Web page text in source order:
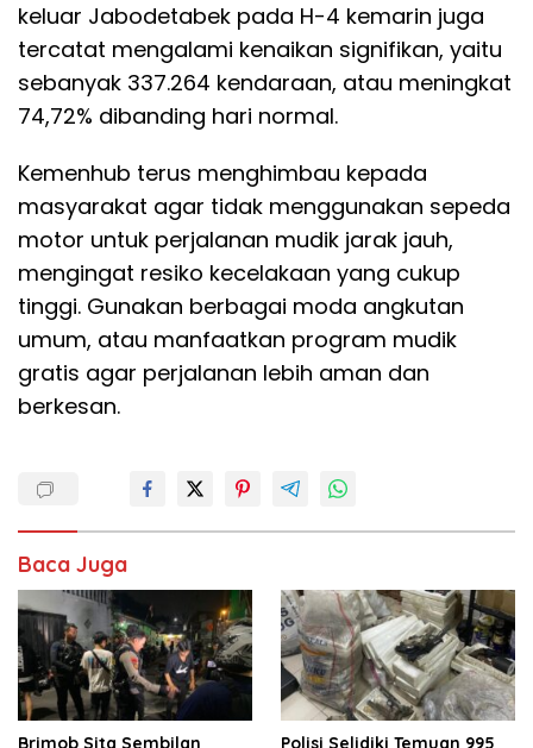
keluar Jabodetabek pada H-4 kemarin juga
tercatat mengalami kenaikan signifikan, yaitu
sebanyak 337.264 kendaraan, atau meningkat
74,72% dibanding hari normal.
Kemenhub terus menghimbau kepada
masyarakat agar tidak menggunakan sepeda
motor untuk perjalanan mudik jarak jauh,
mengingat resiko kecelakaan yang cukup
tinggi. Gunakan berbagai moda angkutan
umum, atau manfaatkan program mudik
gratis agar perjalanan lebih aman dan
berkesan.
Baca Juga